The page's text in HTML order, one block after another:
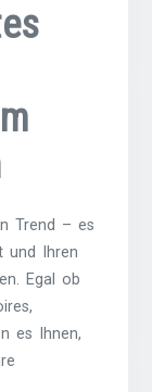
Trend – es
und Ihren
Egal ob
es Ihnen,